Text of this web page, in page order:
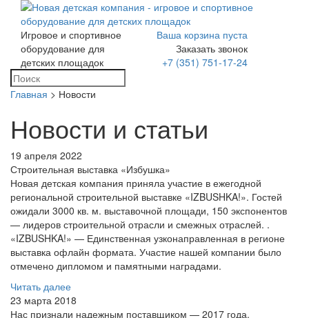
Игровое и спортивное
оборудование для
детских площадок
Ваша корзина пуста
Заказать звонок
+7 (351) 751-17-24
Главная > Новости
Новости и статьи
19 апреля 2022
Строительная выставка «Избушка»
Новая детская компания приняла участие в ежегодной
региональной строительной выставке «IZBUSHKA!». Гостей
ожидали 3000 кв. м. выставочной площади, 150 экспонентов
— лидеров строительной отрасли и смежных отраслей. .
«IZBUSHKA!» — Единственная узконаправленная в регионе
выставка офлайн формата. Участие нашей компании было
отмечено дипломом и памятными наградами.
Читать далее
23 марта 2018
Нас признали надежным поставщиком — 2017 года.